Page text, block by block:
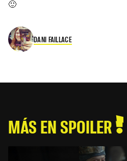
🙂
DANI FAILLACE
MÁS EN SPOILER